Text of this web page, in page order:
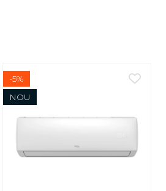
-5%
NOU